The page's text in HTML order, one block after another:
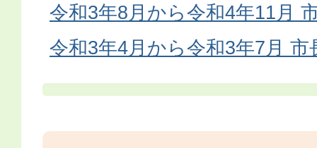
令和3年8月から令和4年11月
令和3年4月から令和3年7月 市